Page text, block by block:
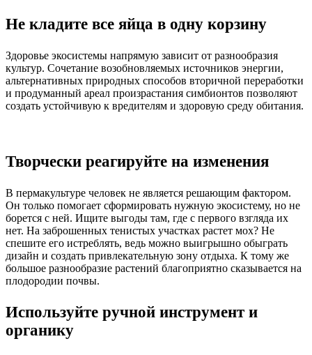
Не кладите все яйца в одну корзину
Здоровье экосистемы напрямую зависит от разнообразия
культур. Сочетание возобновляемых источников энергии,
альтернативных природных способов вторичной переработки
и продуманный ареал произрастания симбионтов позволяют
создать устойчивую к вредителям и здоровую среду обитания.
Творчески реагируйте на изменения
В пермакультуре человек не является решающим фактором.
Он только помогает сформировать нужную экосистему, но не
борется с ней. Ищите выгоды там, где с первого взгляда их
нет. На заброшенных тенистых участках растет мох? Не
спешите его истреблять, ведь можно выигрышно обыграть
дизайн и создать привлекательную зону отдыха. К тому же
большое разнообразие растений благоприятно сказывается на
плодородии почвы.
Используйте ручной инструмент и
органику